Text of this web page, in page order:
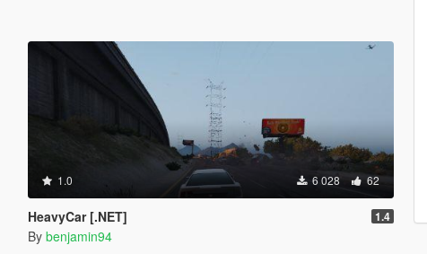
1.0 6 028 62
HeavyCar [.NET] 1.4
By benjamin94